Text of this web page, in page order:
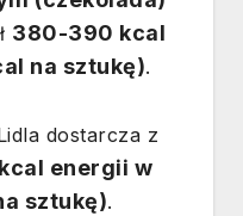
380-390 kcal
na sztukę).
dostarcza z
energii w
sztukę).